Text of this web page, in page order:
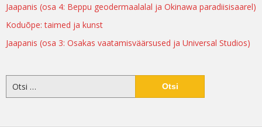
Jaapanis (osa 4: Beppu geodermaalalal ja Okinawa paradiisisaarel)
Koduõpe: taimed ja kunst
Jaapanis (osa 3: Osakas vaatamisväärsused ja Universal Studios)